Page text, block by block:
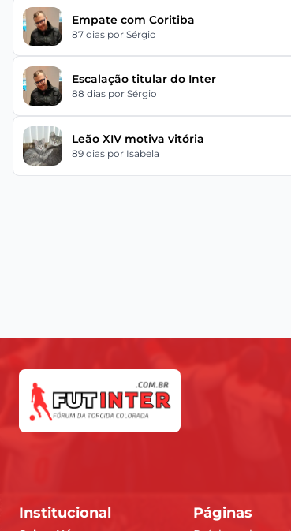
Empate com Coritiba
87 dias por Sérgio
Escalação titular do Inter
88 dias por Sérgio
Leão XIV motiva vitória
89 dias por Isabela
Institucional Páginas